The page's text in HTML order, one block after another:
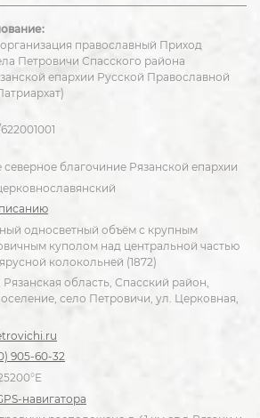
православный Приход
Петровичи Спасского района
епархии Русской Православной
северное благочиние Рязанской епархии
односветный объём с крупным
куполом над центральной частью
колокольней (1872)
Рязанская область, Спасский район,
село Петровичи, ул. Церковная,
905-60-32
навигатора